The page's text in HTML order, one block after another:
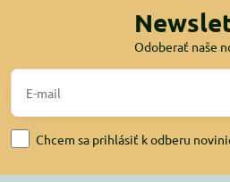
Odoberať naše
Chcem sa prihlásiť k odberu